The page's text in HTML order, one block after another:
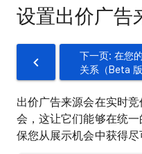
设置出价广告
下一页: 在您
关系（Beta 版
出价广告来源会在实时
会，这让它们能够在统
保您从展示机会中获得尽